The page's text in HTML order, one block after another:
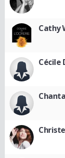
Cathy
Cécile